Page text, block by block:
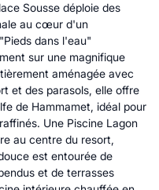
Sousse déploie des
au cœur d'un
dans l'eau"
sur une magnifique
aménagée avec
et des parasols, elle offre
de Hammamet, idéal pour
Une Piscine Lagon
au centre du resort,
est entourée de
et de terrasses